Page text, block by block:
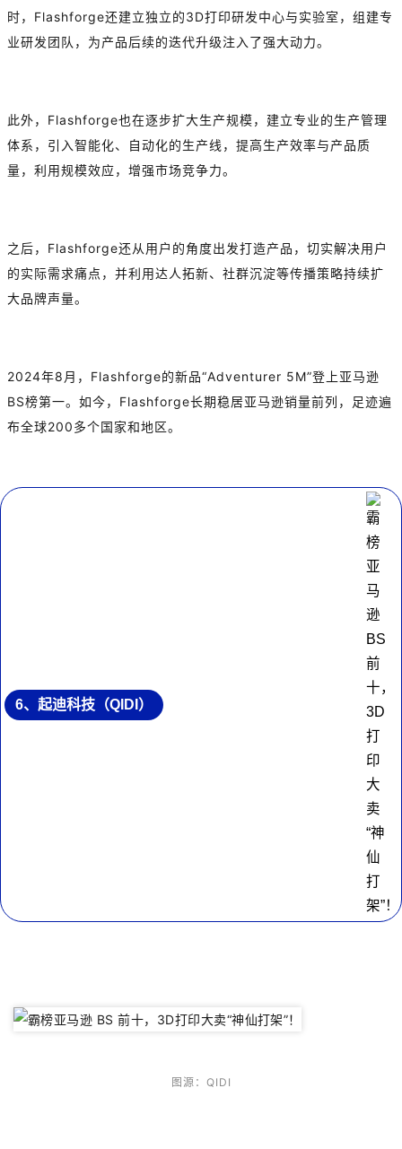
时，Flashforge还建立独立的3D打印研发中心与实验室，组建专
业研发团队，为产品后续的迭代升级注入了强大动力。
此外，Flashforge也在逐步扩大生产规模，建立专业的生产管理
体系，引入智能化、自动化的生产线，提高生产效率与产品质
量，利用规模效应，增强市场竞争力。
之后，Flashforge还从用户的角度出发打造产品，切实解决用户
的实际需求痛点，并利用达人拓新、社群沉淀等传播策略持续扩
大品牌声量。
2024年8月，Flashforge的新品“Adventurer 5M”登上亚马逊
BS榜第一。如今，Flashforge长期稳居亚马逊销量前列，足迹遍
布全球200多个国家和地区。
6、起迪科技（QIDI）
图源：QIDI